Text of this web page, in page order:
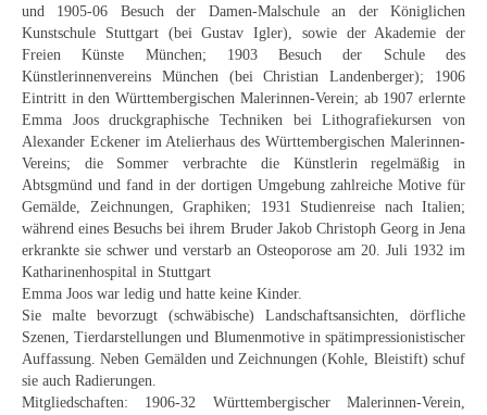
Unbekannt
Autographen / Dokumente
Herkunft & Wirkungsstätte
Berliner Künstler
Düsseldorfer Künstler
Fränkische Künstler
Hamburger Künstler
Münchner Künstler
Pfälzer Künstler
und 1905-06 Besuch der Damen-Malschule an der Königlichen
Kunstschule Stuttgart (bei Gustav Igler), sowie der Akademie der
Freien Künste München; 1903 Besuch der Schule des
Künstlerinnenvereins München (bei Christian Landenberger); 1906
Eintritt in den Württembergischen Malerinnen-Verein; ab 1907 erlernte
Emma Joos druckgraphische Techniken bei Lithografiekursen von
Alexander Eckener im Atelierhaus des Württembergischen Malerinnen-
Vereins; die Sommer verbrachte die Künstlerin regelmäßig in
Abtsgmünd und fand in der dortigen Umgebung zahlreiche Motive für
Gemälde, Zeichnungen, Graphiken; 1931 Studienreise nach Italien;
während eines Besuchs bei ihrem Bruder Jakob Christoph Georg in Jena
erkrankte sie schwer und verstarb an Osteoporose am 20. Juli 1932 im
Katharinenhospital in Stuttgart
Emma Joos war ledig und hatte keine Kinder.
Sie malte bevorzugt (schwäbische) Landschaftsansichten, dörfliche
Szenen, Tierdarstellungen und Blumenmotive in spätimpressionistischer
Auffassung. Neben Gemälden und Zeichnungen (Kohle, Bleistift) schuf
sie auch Radierungen.
Mitgliedschaften: 1906-32 Württembergischer Malerinnen-Verein,